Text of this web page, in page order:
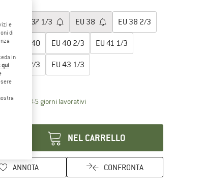
3 37 1/3 EU 38 EU 38 2/3
3 40 EU 40 2/3 EU 41 1/3
EU 42 2/3 EU 43 1/3
3-5 giorni lavorativiIl link si apre in una casella
NEL CARRELLO
ANNOTA CONFRONTA
e
di
in
qui.